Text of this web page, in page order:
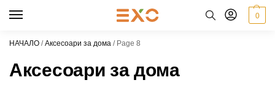
0
НАЧАЛО /Аксесоари за дома / Page 8
Аксесоари за дома